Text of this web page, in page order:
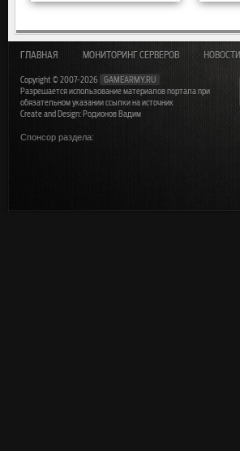
ГЛАВНАЯ МОНИТОРИНГ СЕРВЕРОВ НОВОСТИ
Copyright © 2007-2026
GAMEARMY.RU
Разрешается использование материалов портала при
обязательном указании ссылки на источник
Create and Design: Родионов Вадим
Спонсор раздела: